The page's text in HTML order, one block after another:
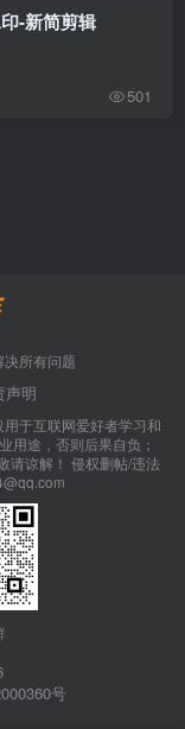
-新简剪辑
501
所有问题
声明
于互联网爱好者学习和
用途，否则后果自负；
请谅解！ 侵权删帖/违法
号